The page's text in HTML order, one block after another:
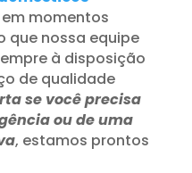
momentos
que nossa equipe
à disposição
de qualidade
se você precisa
ou de uma
, estamos prontos